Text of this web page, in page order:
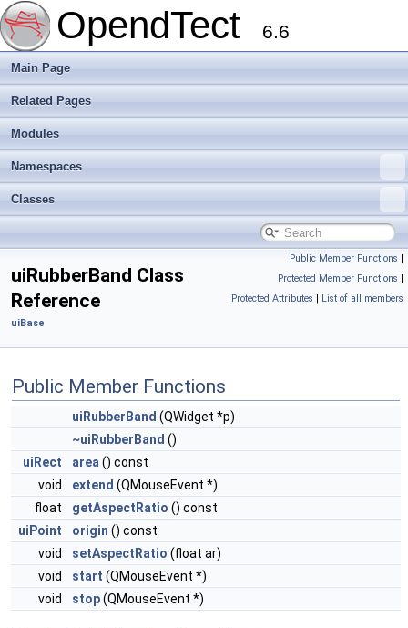
OpendTect 6.6
Main Page
Related Pages
Modules
Namespaces
Classes
Public Member Functions |
Protected Member Functions |
Protected Attributes | List of all members
uiRubberBand Class
Reference
uiBase
Public Member Functions
uiRubberBand (QWidget *p)
~uiRubberBand ()
uiRect
area () const
void
extend (QMouseEvent *)
float
getAspectRatio () const
uiPoint
origin () const
void
setAspectRatio (float ar)
void
start (QMouseEvent *)
void
stop(QMouseEvent *)